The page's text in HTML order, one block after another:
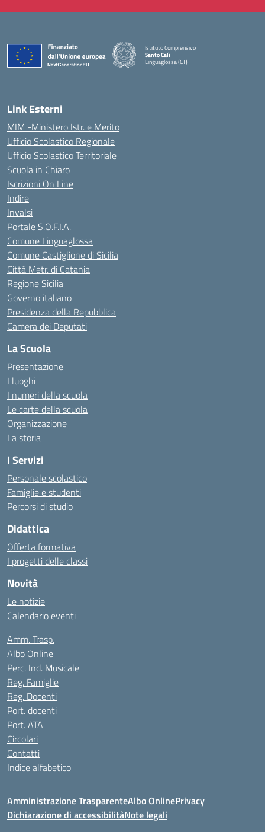
Istituto Comprensivo
Santo Calì
Linguaglossa (CT)
— Visita la pagina iniziale della scuola
Link Esterni
MIM -Ministero Istr. e Merito
Ufficio Scolastico Regionale
Ufficio Scolastico Territoriale
Scuola in Chiaro
Iscrizioni On Line
Indire
Invalsi
Portale S.O.F.I.A.
Comune Linguaglossa
Comune Castiglione di Sicilia
Città Metr. di Catania
Regione Sicilia
Governo italiano
Presidenza della Repubblica
Camera dei Deputati
La Scuola
Presentazione
I luoghi
I numeri della scuola
Le carte della scuola
Organizzazione
La storia
I Servizi
Personale scolastico
Famiglie e studenti
Percorsi di studio
Didattica
Offerta formativa
I progetti delle classi
Novità
Le notizie
Calendario eventi
Amm. Trasp.
Albo Online
Perc. Ind. Musicale
Reg. Famiglie
Reg. Docenti
Port. docenti
Port. ATA
Circolari
Contatti
Indice alfabetico
Amministrazione TrasparenteAlbo OnlinePrivacy
Dichiarazione di accessibilitàNote legali